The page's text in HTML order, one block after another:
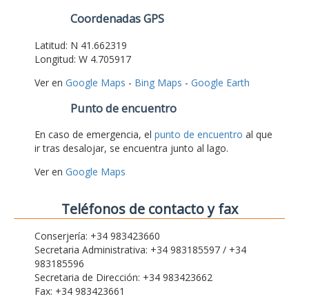
Coordenadas GPS
Latitud: N 41.662319
Longitud: W 4.705917
Ver en Google Maps - Bing Maps - Google Earth
Punto de encuentro
En caso de emergencia, el punto de encuentro al que
ir tras desalojar, se encuentra junto al lago.
Ver en Google Maps
Teléfonos de contacto y fax
Conserjería: +34 983423660
Secretaria Administrativa: +34 983185597 / +34
983185596
Secretaria de Dirección: +34 983423662
Fax: +34 983423661